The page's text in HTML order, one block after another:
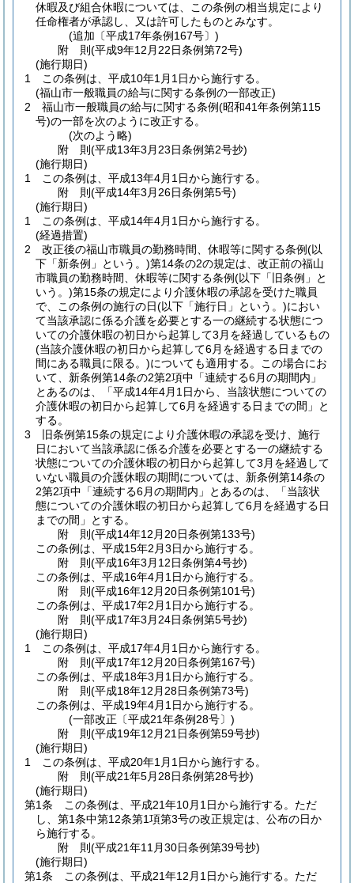
休暇及び組合休暇については、この条例の相当規定により
任命権者が承認し、又は許可したものとみなす。
(追加〔平成17年条例167号〕)
附 則(平成9年12月22日条例第72号)
(施行期日)
1
この条例は、平成10年1月1日から施行する。
(福山市一般職員の給与に関する条例の一部改正)
2
福山市一般職員の給与に関する条例(昭和41年条例第115
号)の一部を次のように改正する。
(次のよう略)
附 則(平成13年3月23日条例第2号抄)
(施行期日)
1
この条例は、平成13年4月1日から施行する。
附 則(平成14年3月26日条例第5号)
(施行期日)
1
この条例は、平成14年4月1日から施行する。
(経過措置)
2
改正後の福山市職員の勤務時間、休暇等に関する条例(以
下「新条例」という。)第14条の2の規定は、改正前の福山
市職員の勤務時間、休暇等に関する条例(以下「旧条例」と
いう。)第15条の規定により介護休暇の承認を受けた職員
で、この条例の施行の日(以下「施行日」という。)におい
て当該承認に係る介護を必要とする一の継続する状態につ
いての介護休暇の初日から起算して3月を経過しているもの
(当該介護休暇の初日から起算して6月を経過する日までの
間にある職員に限る。)についても適用する。
この場合にお
いて、新条例第14条の2第2項中「連続する6月の期間内」
とあるのは、「平成14年4月1日から、当該状態についての
介護休暇の初日から起算して6月を経過する日までの間」と
する。
3
旧条例第15条の規定により介護休暇の承認を受け、施行
日において当該承認に係る介護を必要とする一の継続する
状態についての介護休暇の初日から起算して3月を経過して
いない職員の介護休暇の期間については、新条例第14条の
2第2項中「連続する6月の期間内」とあるのは、「当該状
態についての介護休暇の初日から起算して6月を経過する日
までの間」とする。
附 則(平成14年12月20日条例第133号)
この条例は、平成15年2月3日から施行する。
附 則(平成16年3月12日条例第4号抄)
この条例は、平成16年4月1日から施行する。
附 則(平成16年12月20日条例第101号)
この条例は、平成17年2月1日から施行する。
附 則(平成17年3月24日条例第5号抄)
(施行期日)
1
この条例は、平成17年4月1日から施行する。
附 則(平成17年12月20日条例第167号)
この条例は、平成18年3月1日から施行する。
附 則(平成18年12月28日条例第73号)
この条例は、平成19年4月1日から施行する。
(一部改正〔平成21年条例28号〕)
附 則(平成19年12月21日条例第59号抄)
(施行期日)
1
この条例は、平成20年1月1日から施行する。
附 則(平成21年5月28日条例第28号抄)
(施行期日)
第1条
この条例は、平成21年10月1日から施行する。 ただ
し、第1条中第12条第1項第3号の改正規定は、公布の日か
ら施行する。
附 則(平成21年11月30日条例第39号抄)
(施行期日)
第1条
この条例は、平成21年12月1日から施行する。 ただ